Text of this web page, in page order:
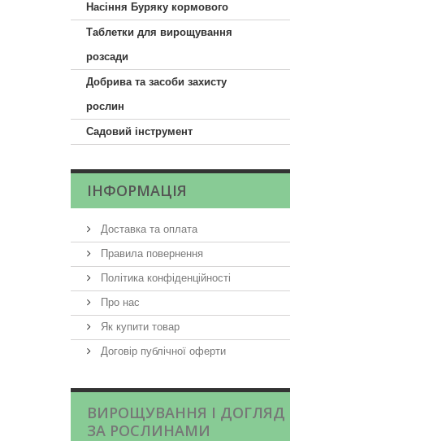
Насіння Буряку кормового
Таблетки для вирощування
розсади
Добрива та засоби захисту
рослин
Садовий інструмент
ІНФОРМАЦІЯ
Доставка та оплата
Правила повернення
Політика конфіденційності
Про нас
Як купити товар
Договір публічної оферти
ВИРОЩУВАННЯ І ДОГЛЯД
ЗА РОСЛИНАМИ